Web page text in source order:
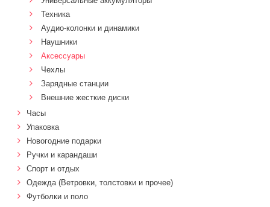
Техника
Аудио-колонки и динамики
Наушники
Аксессуары
Чехлы
Зарядные станции
Внешние жесткие диски
Часы
Упаковка
Новогодние подарки
Ручки и карандаши
Спорт и отдых
Одежда (Ветровки, толстовки и прочее)
Футболки и поло